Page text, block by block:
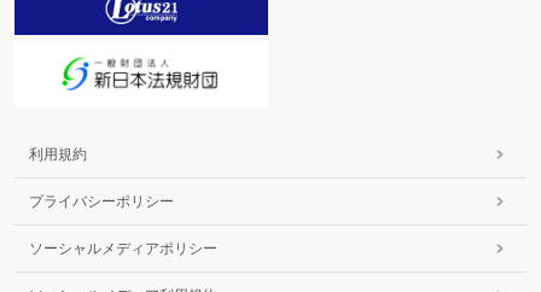
利用規約
プライバシーポリシー
ソーシャルメディアポリシー